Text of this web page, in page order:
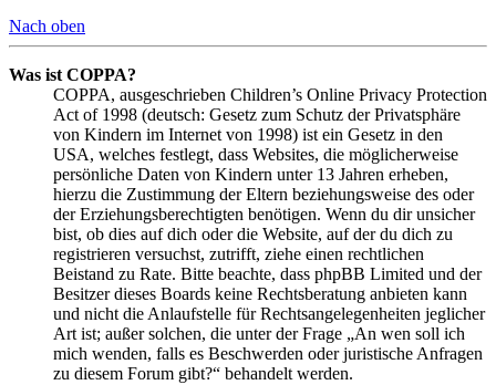
Nach oben
Was ist COPPA?
COPPA, ausgeschrieben Children’s Online Privacy Protection
Act of 1998 (deutsch: Gesetz zum Schutz der Privatsphäre
von Kindern im Internet von 1998) ist ein Gesetz in den
USA, welches festlegt, dass Websites, die möglicherweise
persönliche Daten von Kindern unter 13 Jahren erheben,
hierzu die Zustimmung der Eltern beziehungsweise des oder
der Erziehungsberechtigten benötigen. Wenn du dir unsicher
bist, ob dies auf dich oder die Website, auf der du dich zu
registrieren versuchst, zutrifft, ziehe einen rechtlichen
Beistand zu Rate. Bitte beachte, dass phpBB Limited und der
Besitzer dieses Boards keine Rechtsberatung anbieten kann
und nicht die Anlaufstelle für Rechtsangelegenheiten jeglicher
Art ist; außer solchen, die unter der Frage „An wen soll ich
mich wenden, falls es Beschwerden oder juristische Anfragen
zu diesem Forum gibt?“ behandelt werden.